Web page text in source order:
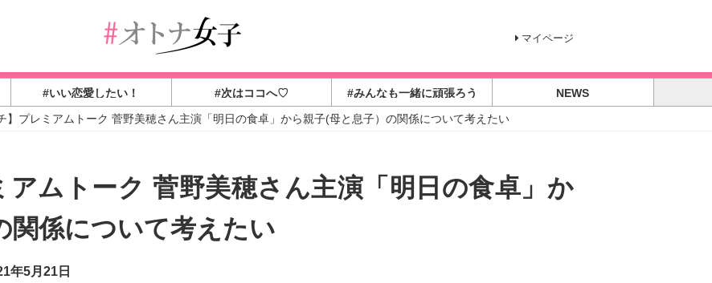
マイページ
#いい恋愛したい！ #次はココへ♡ #みんなも一緒に頑張ろう
NEWS
】プレミアムトーク 菅野美穂さん主演「明日の食卓」から親子(母と息子）の関係について考えたい
アムトーク 菅野美穂さん主演「明日の食卓」か
関係について考えたい
年5月21日